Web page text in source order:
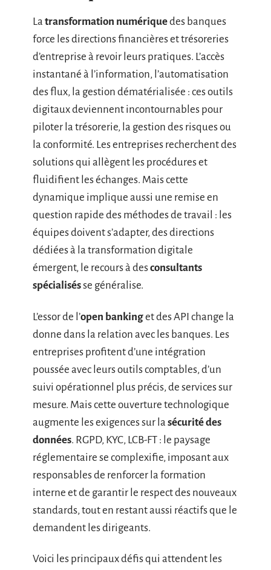
La transformation numériquedes banques
force les directions financières et trésoreries
d’entreprise à revoir leurs pratiques. L’accès
instantané à l’information, l’automatisation
des flux, la gestion dématérialisée : ces outils
digitaux deviennent incontournables pour
piloter la trésorerie, la gestion des risques ou
la conformité. Les entreprises recherchent des
solutions qui allègent les procédures et
fluidifient les échanges. Mais cette
dynamique implique aussi une remise en
question rapide des méthodes de travail : les
équipes doivent s’adapter, des directions
dédiées à la transformation digitale
émergent, le recours à desconsultants
spécialisésse généralise.
L’essor de l’open bankinget des API change la
donne dans la relation avec les banques. Les
entreprises profitent d’une intégration
poussée avec leurs outils comptables, d’un
suivi opérationnel plus précis, de services sur
mesure. Mais cette ouverture technologique
augmente les exigences sur la sécurité des
données. RGPD, KYC, LCB-FT : le paysage
réglementaire se complexifie, imposant aux
responsables de renforcer la formation
interne et de garantir le respect des nouveaux
standards, tout en restant aussi réactifs que le
demandent les dirigeants.
Voici les principaux défis qui attendent les